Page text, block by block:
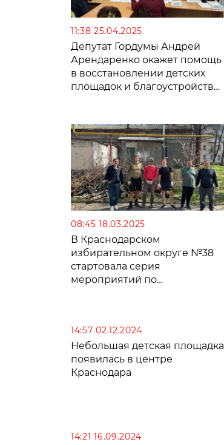
11:38 25.04.2025
Депутат Гордумы Андрей
Арендаренко окажет помощь
в восстановлении детских
площадок и благоустройстве
08:45 18.03.2025
В Краснодарском
избирательном округе №38
стартовала серия
мероприятий по
14:57 02.12.2024
Небольшая детская площадка
появилась в центре
Краснодара
14:21 16.09.2024